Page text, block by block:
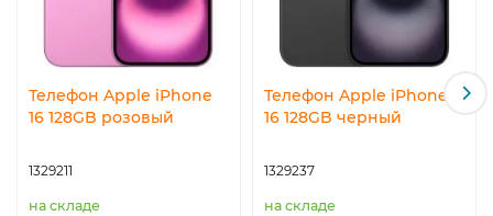
Телефон Apple iPhone
16 128GB розовый
1329211
на складе
Телефон Apple iPhone
16 128GB черный
1329237
на складе